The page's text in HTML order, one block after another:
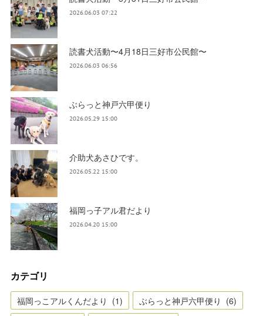
2026.06.03 07:22
読書犬活動〜4月18日三好市公民館〜
2026.06.03 06:56
ぶらっと神戸六甲便り
2026.05.29 15:00
介助犬あさひです。
2026.05.22 15:00
福岡っ子アル君だより
2026.04.20 15:00
カテゴリ
福岡っこアルくんだより (1) ぶらっと神戸六甲便り (6)